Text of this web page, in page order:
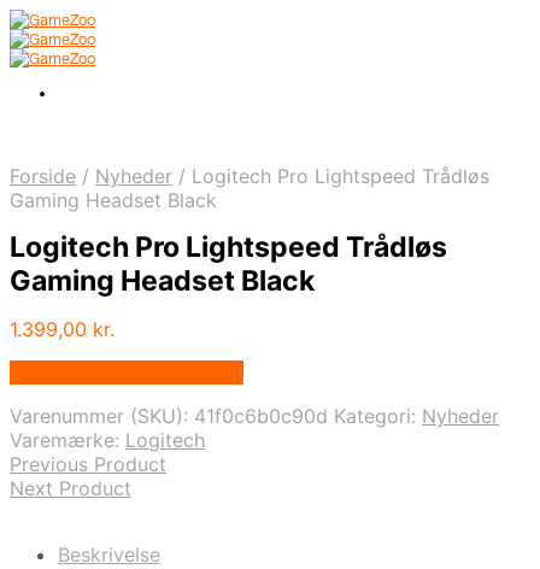
Forside / Nyheder / Logitech Pro Lightspeed Trådløs
Gaming Headset Black
Logitech Pro Lightspeed Trådløs
Gaming Headset Black
1.399,00 kr.
Varenummer (SKU): 41f0c6b0c90d Kategori: Nyheder
Varemærke: Logitech
Previous Product
Next Product
Beskrivelse